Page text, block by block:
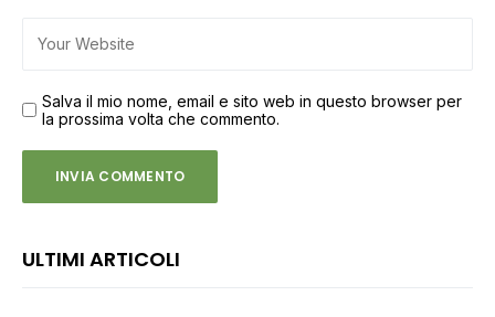
Salva il mio nome, email e sito web in questo browser per
la prossima volta che commento.
ULTIMI ARTICOLI